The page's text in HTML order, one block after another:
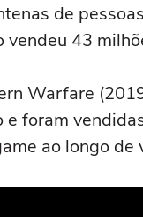
de
vendeu 43
Warfare
e foram
ao longo de